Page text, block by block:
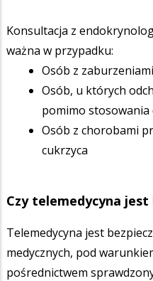
Konsultacja z
ważna w przypadku:
Osób z
Osób, u których
pomimo stosowania
Osób z chorobami
cukrzyca
Czy telemedycyna jest
Telemedycyna jest
medycznych, pod
pośrednictwem